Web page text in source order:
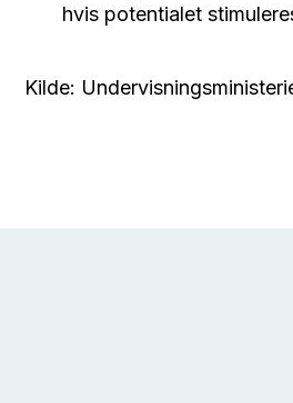
hvis potentialet
Kilde: